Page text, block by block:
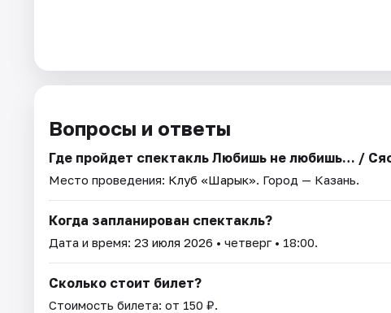
Вопросы и ответы
Где пройдет спектакль Любишь не любишь… /
Место проведения: Клуб «Шарык». Город — Казань.
Когда запланирован спектакль?
Дата и время: 23 июля 2026 • четверг • 18:00.
Сколько стоит билет?
Стоимость билета: от 150 ₽.